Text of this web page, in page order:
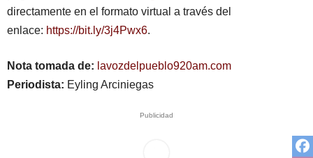
directamente en el formato virtual a través del
enlace: https://bit.ly/3j4Pwx6.
Nota tomada de: lavozdelpueblo920am.com
Periodista: Eyling Arciniegas
Publicidad